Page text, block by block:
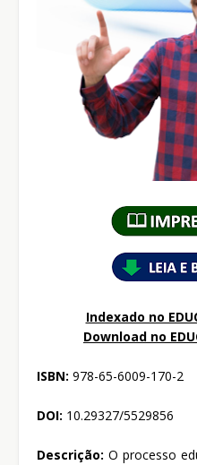
Indexado no
Download no
ISBN: 978-65-6009-170-2
DOI: 10.29327/5529856
Descrição: O processo